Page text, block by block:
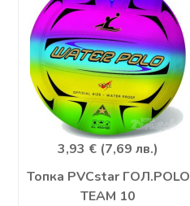
3,93 € (7,69 лв.)
Топка PVCstar ГОЛ.POLO
TEAM 10